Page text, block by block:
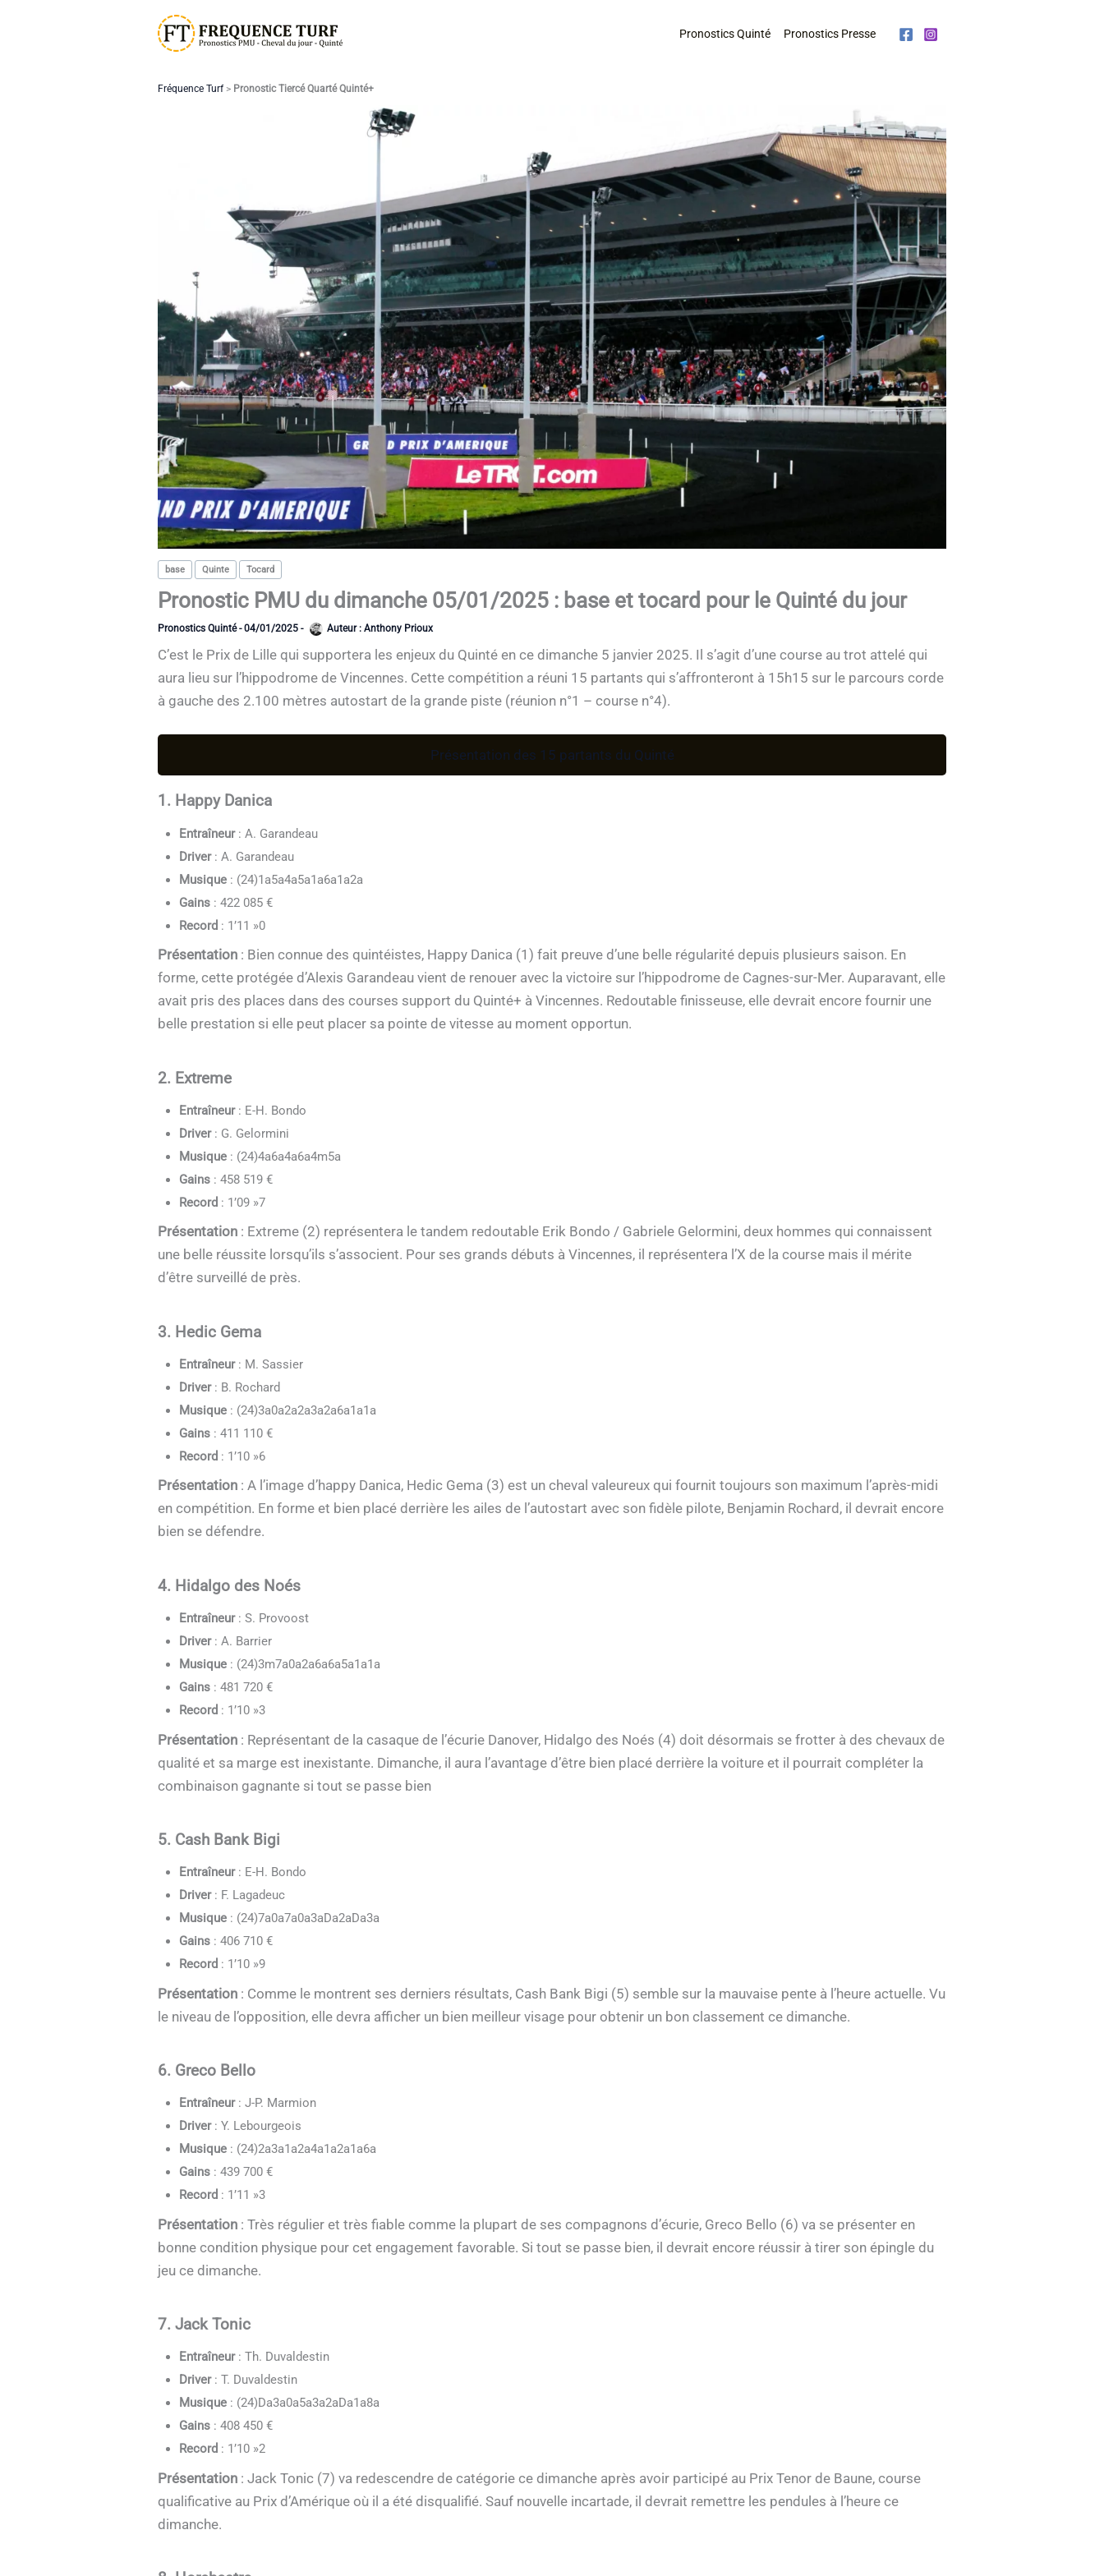
Pronostics Quinté Pronostics Presse
Fréquence Turf> Pronostic Tiercé Quarté Quinté+
base Quinte Tocard
Pronostic PMU du dimanche 05/01/2025 : base et tocard pour le Quinté du jour
Pronostics Quinté-04/01/2025 - Auteur : Anthony Prioux
C’est le Prix de Lille qui supportera les enjeux du Quinté en ce dimanche 5 janvier 2025. Il s’agit d’une course au trot attelé qui
aura lieu sur l’hippodrome de Vincennes. Cette compétition a réuni 15 partants qui s’affronteront à 15h15 sur le parcours corde
à gauche des 2.100 mètres autostart de la grande piste (réunion n°1 – course n°4).
Présentation des 15 partants du Quinté
1. Happy Danica
Entraîneur: A. Garandeau
Driver: A. Garandeau
Musique: (24)1a5a4a5a1a6a1a2a
Gains: 422 085 €
Record : 1’11 »0
Présentation : Bien connue des quintéistes, Happy Danica (1) fait preuve d’une belle régularité depuis plusieurs saison. En
forme, cette protégée d’Alexis Garandeau vient de renouer avec la victoire sur l’hippodrome de Cagnes-sur-Mer. Auparavant, elle
avait pris des places dans des courses support du Quinté+ à Vincennes. Redoutable finisseuse, elle devrait encore fournir une
belle prestation si elle peut placer sa pointe de vitesse au moment opportun.
2. Extreme
Entraîneur: E-H. Bondo
Driver: G. Gelormini
Musique: (24)4a6a4a6a4m5a
Gains: 458 519 €
Record : 1’09 »7
Présentation : Extreme (2) représentera le tandem redoutable Erik Bondo / Gabriele Gelormini, deux hommes qui connaissent
une belle réussite lorsqu’ils s’associent. Pour ses grands débuts à Vincennes, il représentera l’X de la course mais il mérite
d’être surveillé de près.
3. Hedic Gema
Entraîneur: M. Sassier
Driver: B. Rochard
Musique: (24)3a0a2a2a3a2a6a1a1a
Gains: 411 110 €
Record : 1’10 »6
Présentation : A l’image d’happy Danica, Hedic Gema (3) est un cheval valeureux qui fournit toujours son maximum l’après-midi
en compétition. En forme et bien placé derrière les ailes de l’autostart avec son fidèle pilote, Benjamin Rochard, il devrait encore
bien se défendre.
4. Hidalgo des Noés
Entraîneur: S. Provoost
Driver: A. Barrier
Musique: (24)3m7a0a2a6a6a5a1a1a
Gains: 481 720 €
Record : 1’10 »3
Présentation : Représentant de la casaque de l’écurie Danover, Hidalgo des Noés (4) doit désormais se frotter à des chevaux de
qualité et sa marge est inexistante. Dimanche, il aura l’avantage d’être bien placé derrière la voiture et il pourrait compléter la
combinaison gagnante si tout se passe bien
5. Cash Bank Bigi
Entraîneur: E-H. Bondo
Driver: F. Lagadeuc
Musique: (24)7a0a7a0a3aDa2aDa3a
Gains: 406 710 €
Record : 1’10 »9
Présentation : Comme le montrent ses derniers résultats, Cash Bank Bigi (5) semble sur la mauvaise pente à l’heure actuelle. Vu
le niveau de l’opposition, elle devra afficher un bien meilleur visage pour obtenir un bon classement ce dimanche.
6. Greco Bello
Entraîneur: J-P. Marmion
Driver: Y. Lebourgeois
Musique: (24)2a3a1a2a4a1a2a1a6a
Gains: 439 700 €
Record : 1’11 »3
Présentation : Très régulier et très fiable comme la plupart de ses compagnons d’écurie, Greco Bello (6) va se présenter en
bonne condition physique pour cet engagement favorable. Si tout se passe bien, il devrait encore réussir à tirer son épingle du
jeu ce dimanche.
7. Jack Tonic
Entraîneur: Th. Duvaldestin
Driver: T. Duvaldestin
Musique: (24)Da3a0a5a3a2aDa1a8a
Gains: 408 450 €
Record : 1’10 »2
Présentation : Jack Tonic (7) va redescendre de catégorie ce dimanche après avoir participé au Prix Tenor de Baune, course
qualificative au Prix d’Amérique où il a été disqualifié. Sauf nouvelle incartade, il devrait remettre les pendules à l’heure ce
dimanche.